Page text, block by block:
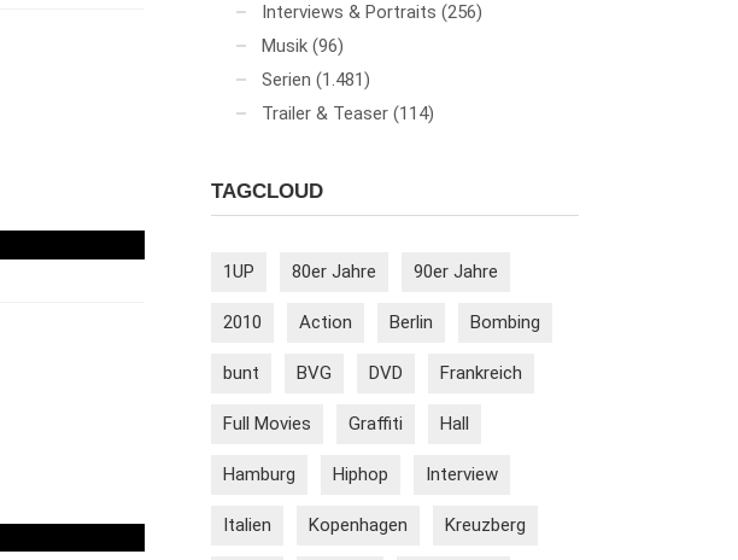
Interviews & Portraits (256)
Musik (96)
Serien (1.481)
Trailer & Teaser (114)
TAGCLOUD
1UP 80er Jahre 90er Jahre
2010 Action Berlin Bombing
bunt BVG DVD Frankreich
Full Movies Graffiti Hall
Hamburg Hiphop Interview
Italien Kopenhagen Kreuzberg